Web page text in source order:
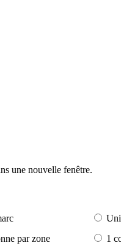
une nouvelle fenêtre.
par zone
1